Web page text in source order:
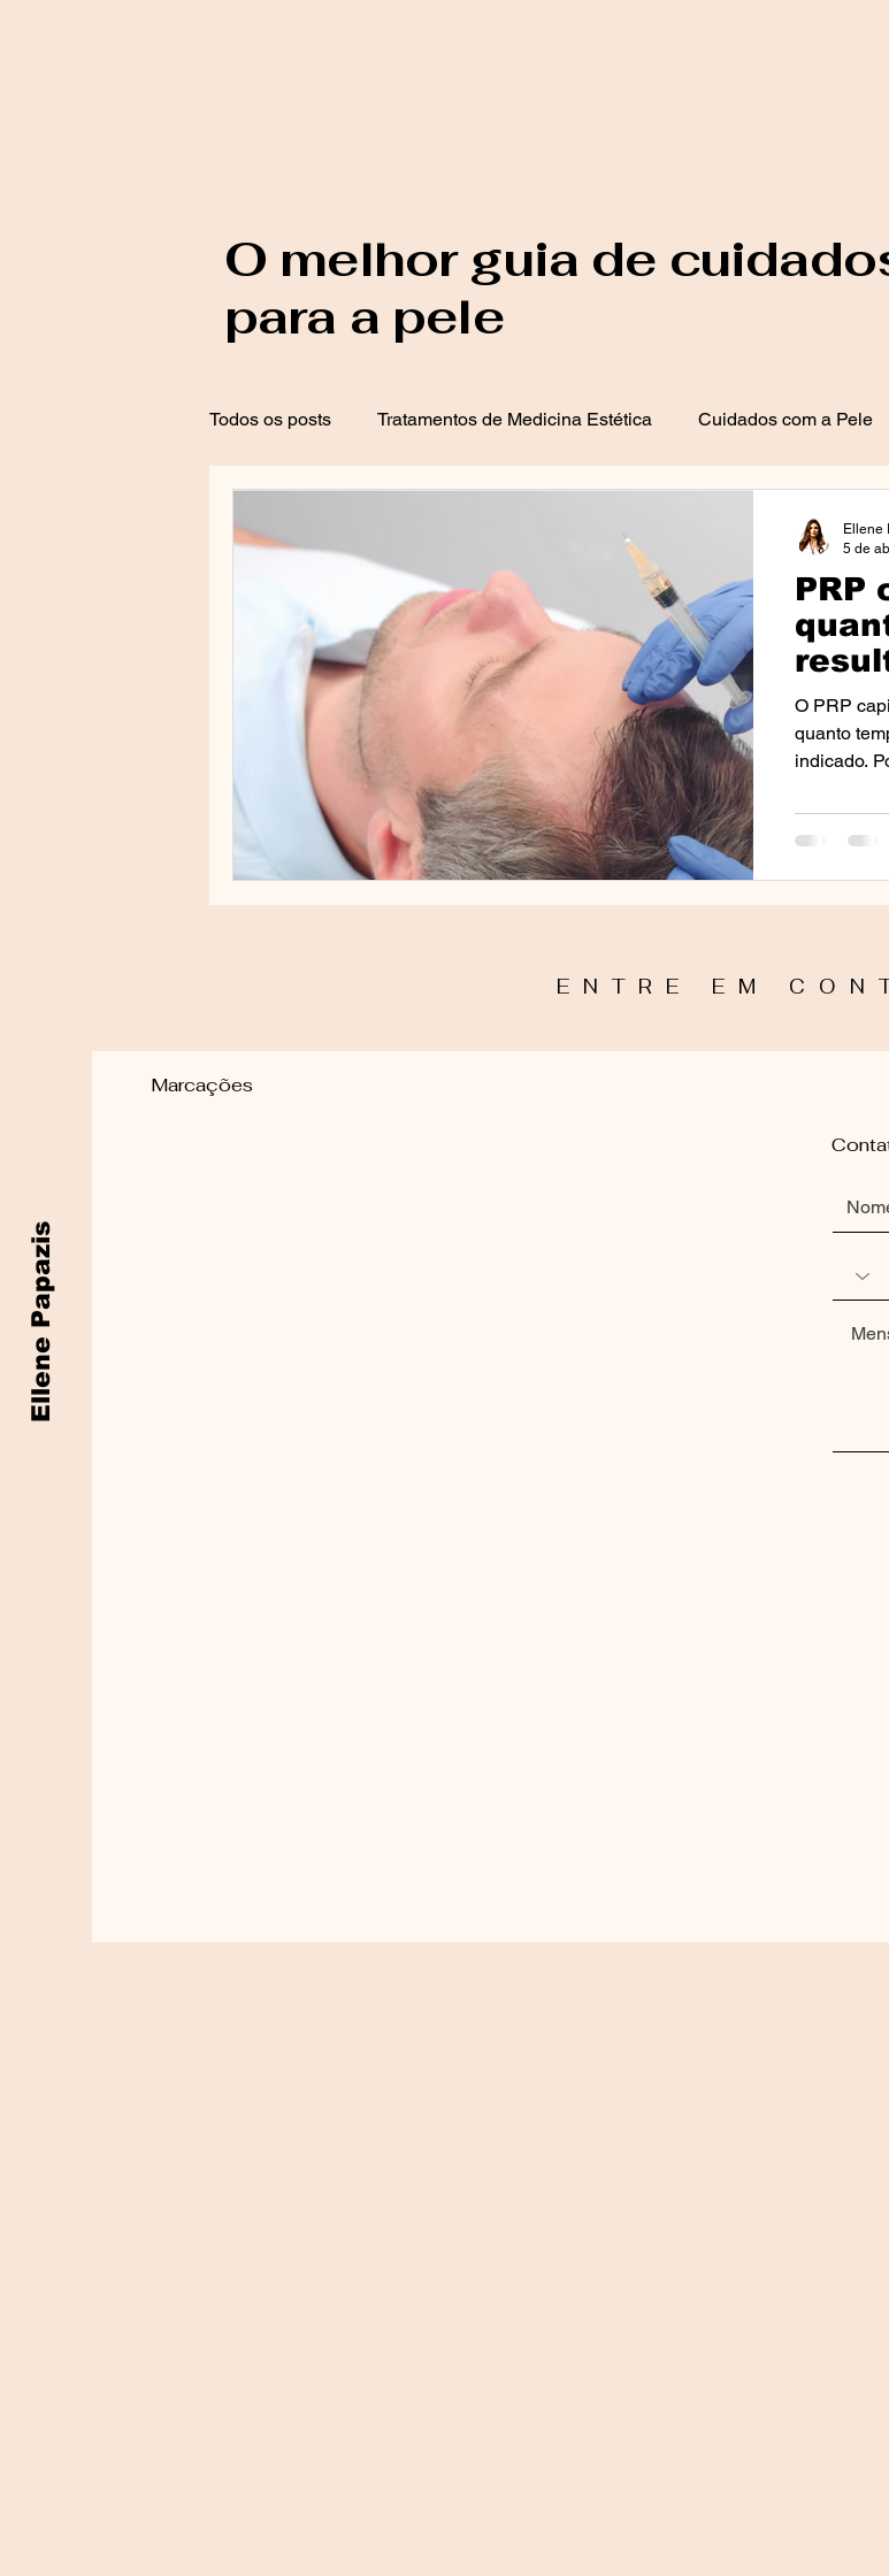
Ellene Papazis
O melhor guia de
para a pele
Todos os posts Tratamentos de Medicina Estética Cuidados com a Pele
Cuidados Pré e Pós-Procedimento Perguntas Frequentes (FAQs)
Melasma Rosácea Câncer Cancro
PRP (Plasma Rico em Plaquetas) Tricologia Alopercia
Toxicidade cutânea Proteção Solar Fototipos
PRP
O PRP
quanto
indicado.
Ellene
5 de
ENTRE EM
Marcações